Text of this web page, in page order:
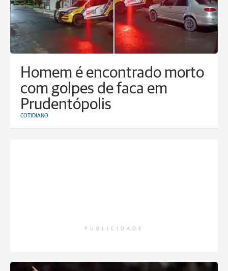
Homem é encontrado morto
com golpes de faca em
Prudentópolis
COTIDIANO
PUBLICIDADE